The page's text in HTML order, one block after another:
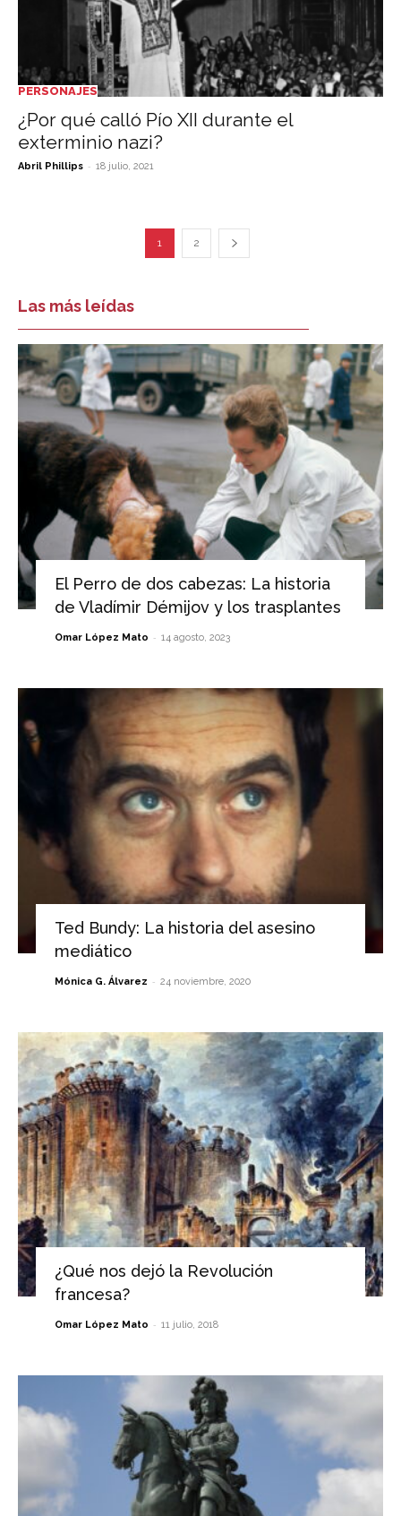
PERSONAJES
¿Por qué calló Pío XII durante el
exterminio nazi?
Abril Phillips - 18 julio, 2021
1 2
Las más leídas
El Perro de dos cabezas: La historia
de Vladímir Démijov y los trasplantes
Omar López Mato - 14 agosto, 2023
Ted Bundy: La historia del asesino
mediático
Mónica G. Álvarez - 24 noviembre, 2020
¿Qué nos dejó la Revolución
francesa?
Omar López Mato - 11 julio, 2018